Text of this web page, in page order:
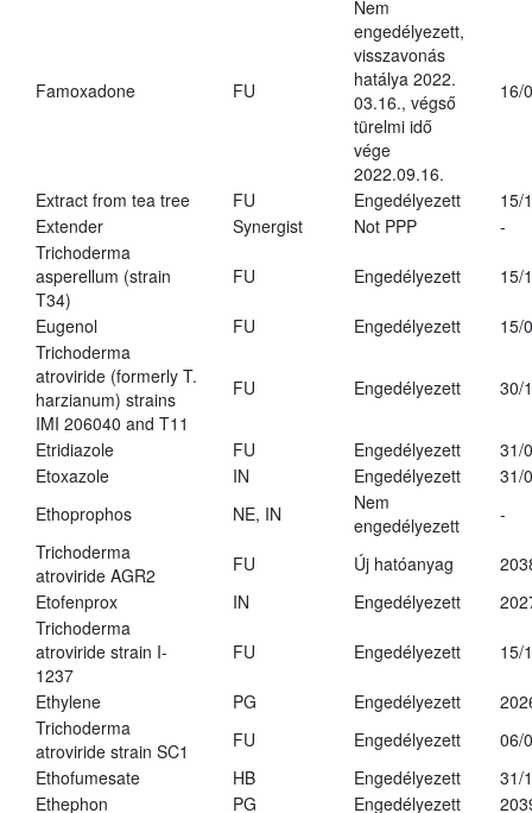
Famoxadone FU
Nem
engedélyezett,
visszavonás
hatálya 2022.
03.16., végső
türelmi idő
vége
2022.09.16.
16/
Extract from tea tree FU Engedélyezett
15/
Extender
Synergist Not PPP
-
Trichoderma
asperellum (strain
T34)
FU Engedélyezett 15/
Eugenol FU Engedélyezett
15/
Trichoderma
atroviride (formerly T.
harzianum) strains
IMI 206040 and T11
FU Engedélyezett 30/
Etridiazole FU Engedélyezett
31/
Etoxazole
IN Engedélyezett
31/
Ethoprophos
NE, IN
Nem
engedélyezett
-
Trichoderma
atroviride AGR2
FU Új hatóanyag
Etofenprox
IN Engedélyezett
Trichoderma
atroviride strain I-
1237
FU Engedélyezett 15/
Ethylene PG Engedélyezett
Trichoderma
atroviride strain SC1
FU Engedélyezett
06/
Ethofumesate
HB Engedélyezett
31/
Ethephon
PG Engedélyezett